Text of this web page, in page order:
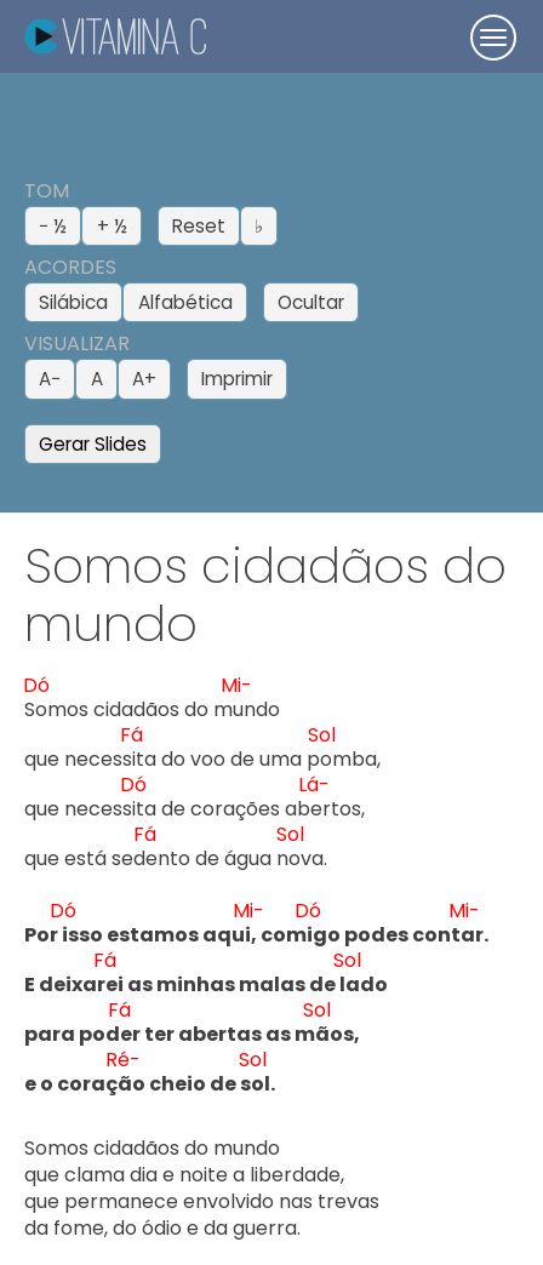
TOM
− ½ + ½ Reset ♭
ACORDES
Silábica Alfabética Ocultar
VISUALIZAR
A− A A+ Imprimir
Gerar Slides
Somos cidadãos do
mundo
S
Dó
omos cidadãos do m
Mi-
undo
que necess
Fá
ita do voo de uma p
Sol
omba,
que necess
Dó
ita de corações ab
Lá-
ertos,
que está sed
Fá
ento de água n
Sol
ova.
Por
Dó
isso estamos aqu
Mi-
i, com
Dó
igo podes cont
Mi-
ar.
E deixar
Fá
ei as minhas malas de l
Sol
ado
para pod
Fá
er ter abertas as m
Sol
ãos,
e o coraç
Ré-
ão cheio de s
Sol
ol.
Somos cidadãos do mundo
que clama dia e noite a liberdade,
que permanece envolvido nas trevas
da fome, do ódio e da guerra.